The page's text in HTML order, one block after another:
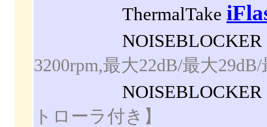
ThermalTake
NOISEBLOCKER
3200rpm,最大22dB/最大
NOISEBLOCKER
トローラ付き】